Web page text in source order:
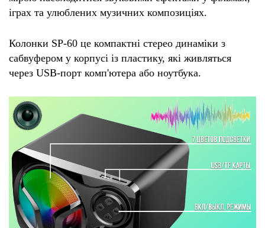
іграх та улюблених музичних композиціях.
Колонки SP-60 це компактні стерео динаміки з
сабвуфером у корпусі із пластику, які живляться
через USB-порт комп'ютера або ноутбука.